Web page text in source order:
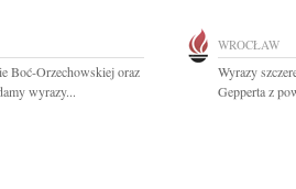
Boć-Orzechowskiej oraz
wyrazy...
WROCŁAW
Wyrazy
Gepperta z